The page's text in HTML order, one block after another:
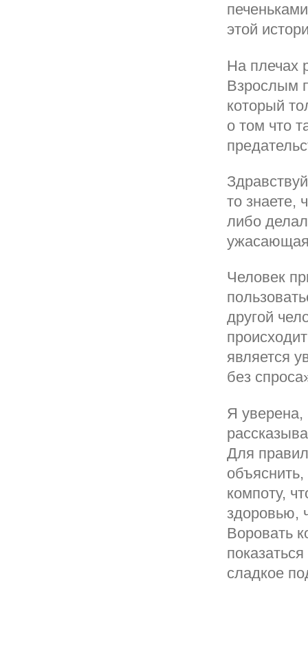
этой
На плечах
Взрослым
который
о том что
то знаете,
либо
Человек
другой
является
без
Я уверена,
Для
компоту,
здоровью,
Воровать
сладкое